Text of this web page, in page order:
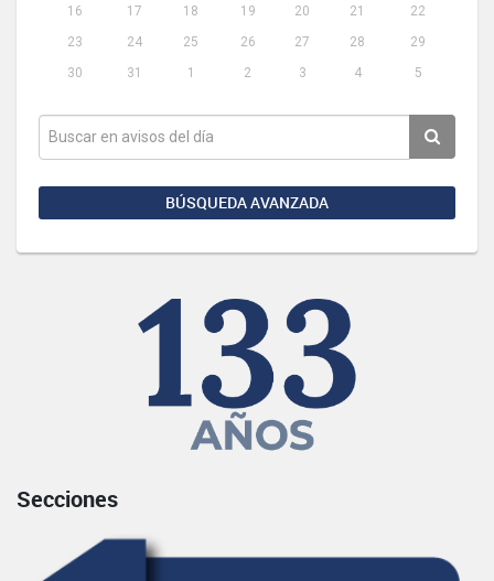
16
17 18 19 20 21
22
23
24 25 26 27 28
29
30
31 1 2 3 4 5
BÚSQUEDA AVANZADA
Secciones